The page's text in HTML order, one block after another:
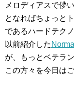
メロディアスで儚い
となればちょっと
であるハードテク
以前紹介した
が、もっとベテラ
この方々を今日は